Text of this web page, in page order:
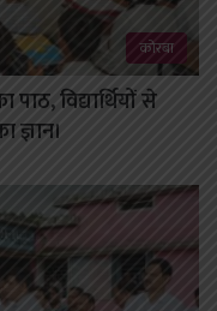
कोरबा
विद्यार्थियों से